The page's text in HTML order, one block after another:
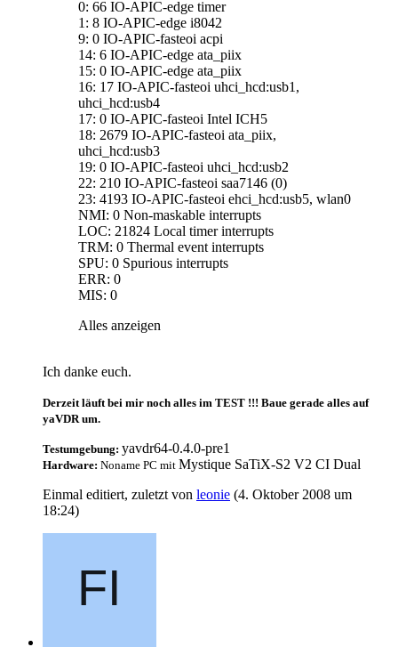
0: 66 IO-APIC-edge timer
1: 8 IO-APIC-edge i8042
9: 0 IO-APIC-fasteoi acpi
14: 6 IO-APIC-edge ata_piix
15: 0 IO-APIC-edge ata_piix
16: 17 IO-APIC-fasteoi uhci_hcd:usb1,
uhci_hcd:usb4
17: 0 IO-APIC-fasteoi Intel ICH5
18: 2679 IO-APIC-fasteoi ata_piix,
uhci_hcd:usb3
19: 0 IO-APIC-fasteoi uhci_hcd:usb2
22: 210 IO-APIC-fasteoi saa7146 (0)
23: 4193 IO-APIC-fasteoi ehci_hcd:usb5, wlan0
NMI: 0 Non-maskable interrupts
LOC: 21824 Local timer interrupts
TRM: 0 Thermal event interrupts
SPU: 0 Spurious interrupts
ERR: 0
MIS: 0
Alles anzeigen
Ich danke euch.
Derzeit läuft bei mir noch alles im TEST !!! Baue gerade alles auf
yaVDR um.
Testumgebung: yavdr64-0.4.0-pre1
Hardware: Noname PC mit Mystique SaTiX-S2 V2 CI Dual
Einmal editiert, zuletzt von leonie (4. Oktober 2008 um
18:24)